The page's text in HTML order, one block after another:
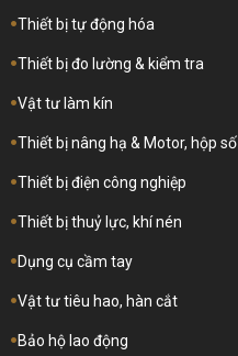
Thiết bị tự động hóa
Thiết bị đo lường & kiểm tra
Vật tư làm kín
Thiết bị nâng hạ & Motor, hộp số
Thiết bị điện công nghiệp
Thiết bị thuỷ lực, khí nén
Dụng cụ cầm tay
Vật tư tiêu hao, hàn cắt
Bảo hộ lao động